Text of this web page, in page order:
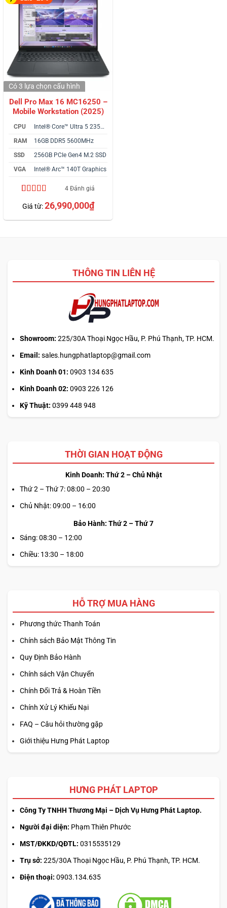
Dell Pro Max 16 MC16250 –
Mobile Workstation (2025)
CPU
Intel® Core™ Ultra 5 235H vPro
RAM
16GB DDR5 5600MHz
SSD
256GB PCIe Gen4 M.2 SSD
VGA
Intel® Arc™ 140T Graphics
trên 5
dựa trên
4 Đánh giá
Giá từ:26,990,000₫
Có 3 lựa chọn cấu hình
THÔNG TIN LIÊN HỆ
Showroom: 225/30A Thoại Ngọc Hầu, P. Phú Thạnh, TP. HCM.
Email: sales.hungphatlaptop@gmail.com
Kinh Doanh 01: 0903 134 635
Kinh Doanh 02: 0903 226 126
Kỹ Thuật: 0399 448 948
THỜI GIAN HOẠT ĐỘNG
Kinh Doanh: Thứ 2 – Chủ Nhật
Thứ 2 – Thứ 7: 08:00 – 20:30
Chủ Nhật: 09:00 – 16:00
Bảo Hành: Thứ 2 – Thứ 7
Sáng: 08:30 – 12:00
Chiều: 13:30 – 18:00
HỖ TRỢ MUA HÀNG
Phương thức Thanh Toán
Chính sách Bảo Mật Thông Tin
Quy Định Bảo Hành
Chính sách Vận Chuyển
Chính Đổi Trả & Hoàn Tiền
Chính Xử Lý Khiếu Nại
FAQ – Câu hỏi thường gặp
Giới thiệu Hưng Phát Laptop
HƯNG PHÁT LAPTOP
Công Ty TNHH Thương Mại – Dịch Vụ Hưng Phát Laptop.
Người đại diện: Phạm Thiên Phước
MST/ĐKKD/QĐTL: 0315535129
Trụ sở: 225/30A Thoại Ngọc Hầu, P. Phú Thạnh, TP. HCM.
Điện thoại: 0903.134.635